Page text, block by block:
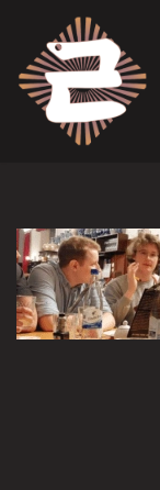
Zum
Inhalt
springen